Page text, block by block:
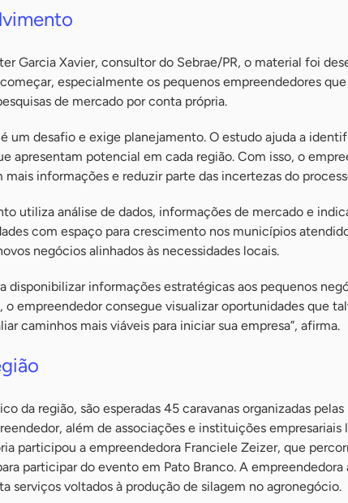
Garcia Xavier, consultor do Sebrae/PR, o material foi
especialmente os pequenos empreendedores
de mercado por conta própria.
é um desafio e exige planejamento. O estudo ajuda a
apresentam potencial em cada região. Com isso, o
mais informações e reduzir parte das incertezas do
utiliza análise de dados, informações de mercado e
com espaço para crescimento nos municípios
negócios alinhados às necessidades locais.
disponibilizar informações estratégicas aos pequenos
o empreendedor consegue visualizar oportunidades que
caminhos mais viáveis para iniciar sua empresa”, afirma.
da região, são esperadas 45 caravanas organizadas
além de associações e instituições empresariais
participou a empreendedora Franciele Zeizer, que
participar do evento em Pato Branco. A
serviços voltados à produção de silagem no agronegócio.